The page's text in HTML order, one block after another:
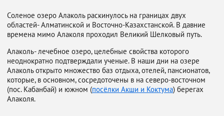
Соленое озеро Алаколь раскинулось на границах двух
областей- Алматинской и Восточно-Казахстанской. В давние
времена мимо Алаколя проходил Великий Шелковый путь.
Алаколь- лечебное озеро, целебные свойства которого
неоднократно подтверждали ученые. В наши дни на озере
Алаколь открыто множество баз отдыха, отелей, пансионатов,
которые, в основном, сосредоточены в на северо-восточном
(пос. Кабанбай) и южном (посёлки Акши и Коктума) берегах
Алаколя.